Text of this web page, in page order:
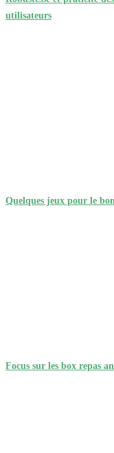
utilisateurs
Quelques jeux pour le
Focus sur les box repas